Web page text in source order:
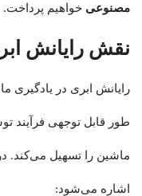
مصنوعی خواهیم پرداخت.
نقش رایانش
رایانش ابری در یادگیری
طور قابل توجهی فرآیند
ماشین را تسهیل می‌کند.
اشاره می‌شود: